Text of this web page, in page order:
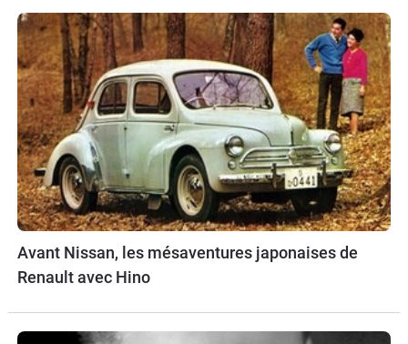
Avant Nissan, les mésaventures japonaises de
Renault avec Hino